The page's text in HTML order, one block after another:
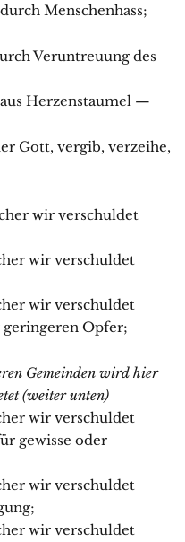
Menschenhass;
Veruntreuung des
Herzenstaumel —
Gott, vergib, verzeihe,
wir verschuldet
wir verschuldet
wir verschuldet
Opfer;
Gemeinden wird hier
(weiter unten)
wir verschuldet
gewisse oder
wir verschuldet
wir verschuldet